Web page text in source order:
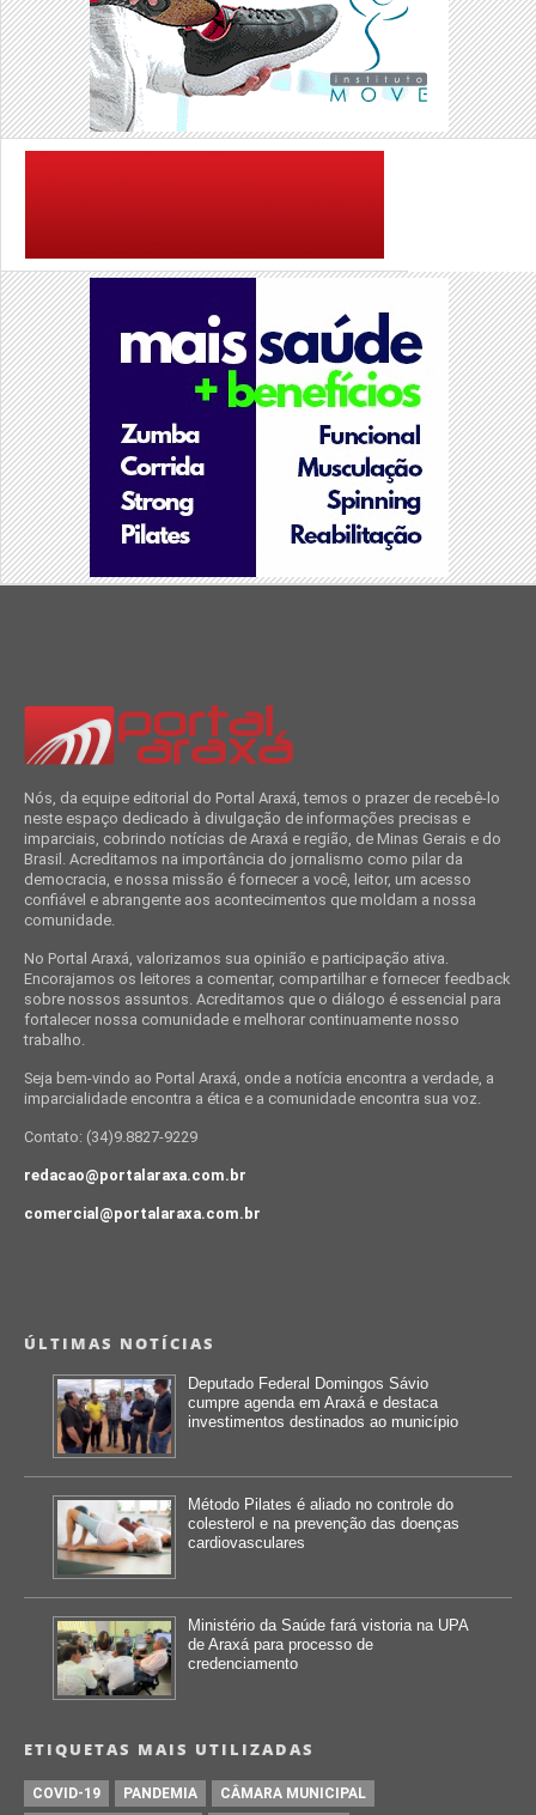
Nós, da equipe editorial do Portal Araxá, temos o prazer de recebê-lo
neste espaço dedicado à divulgação de informações precisas e
imparciais, cobrindo notícias de Araxá e região, de Minas Gerais e do
Brasil. Acreditamos na importância do jornalismo como pilar da
democracia, e nossa missão é fornecer a você, leitor, um acesso
confiável e abrangente aos acontecimentos que moldam a nossa
comunidade.
No Portal Araxá, valorizamos sua opinião e participação ativa.
Encorajamos os leitores a comentar, compartilhar e fornecer feedback
sobre nossos assuntos. Acreditamos que o diálogo é essencial para
fortalecer nossa comunidade e melhorar continuamente nosso
trabalho.
Seja bem-vindo ao Portal Araxá, onde a notícia encontra a verdade, a
imparcialidade encontra a ética e a comunidade encontra sua voz.
Contato: (34)9.8827-9229
redacao@portalaraxa.com.br
comercial@portalaraxa.com.br
ÚLTIMAS NOTÍCIAS
Deputado Federal Domingos Sávio
cumpre agenda em Araxá e destaca
investimentos destinados ao município
Método Pilates é aliado no controle do
colesterol e na prevenção das doenças
cardiovasculares
Ministério da Saúde fará vistoria na UPA
de Araxá para processo de
credenciamento
ETIQUETAS MAIS UTILIZADAS
COVID-19 PANDEMIA CÂMARA MUNICIPAL